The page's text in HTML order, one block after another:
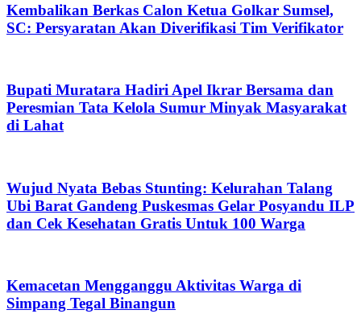
Kembalikan Berkas Calon Ketua Golkar Sumsel,
SC: Persyaratan Akan Diverifikasi Tim Verifikator
Bupati Muratara Hadiri Apel Ikrar Bersama dan
Peresmian Tata Kelola Sumur Minyak Masyarakat
di Lahat
Wujud Nyata Bebas Stunting: Kelurahan Talang
Ubi Barat Gandeng Puskesmas Gelar Posyandu ILP
dan Cek Kesehatan Gratis Untuk 100 Warga
Kemacetan Mengganggu Aktivitas Warga di
Simpang Tegal Binangun